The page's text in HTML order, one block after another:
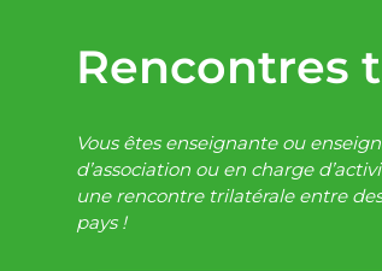
d
A
Rencontres
Vous êtes enseignante ou
d’association ou en charge
une rencontre trilatérale entre
pays !